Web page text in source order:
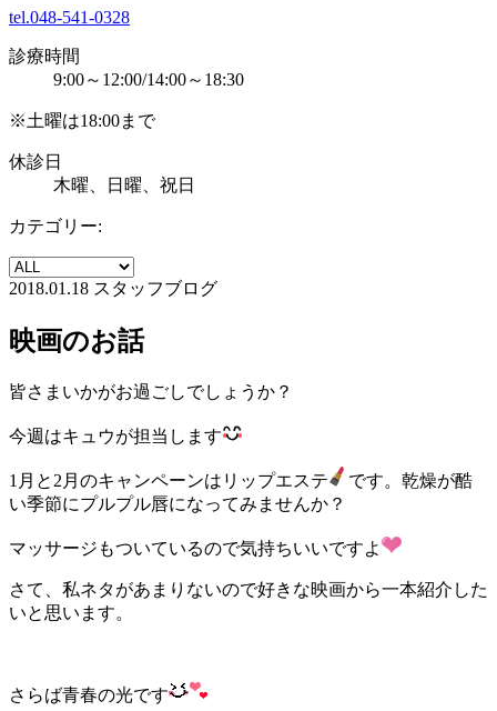
tel.048-541-0328
診療時間
9:00～12:00/14:00～18:30
※土曜は18:00まで
休診日
木曜、日曜、祝日
カテゴリー:
2018.01.18 スタッフブログ
映画のお話
皆さまいかがお過ごしでしょうか？
今週はキュウが担当します
1月と2月のキャンペーンはリップエステ
です。乾燥が酷
い季節にプルプル唇になってみませんか？
マッサージもついているので気持ちいいですよ
さて、私ネタがあまりないので好きな映画から一本紹介した
いと思います。
さらば青春の光です